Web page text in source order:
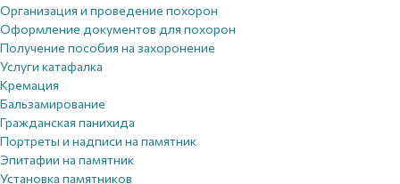
Организация и проведение похорон
Оформление документов для похорон
Получение пособия на захоронение
Услуги катафалка
Кремация
Бальзамирование
Гражданская панихида
Портреты и надписи на памятник
Эпитафии на памятник
Установка памятников